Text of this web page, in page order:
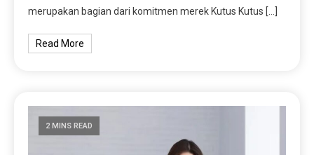
merupakan bagian dari komitmen merek Kutus Kutus […]
Read More
2 MINS READ